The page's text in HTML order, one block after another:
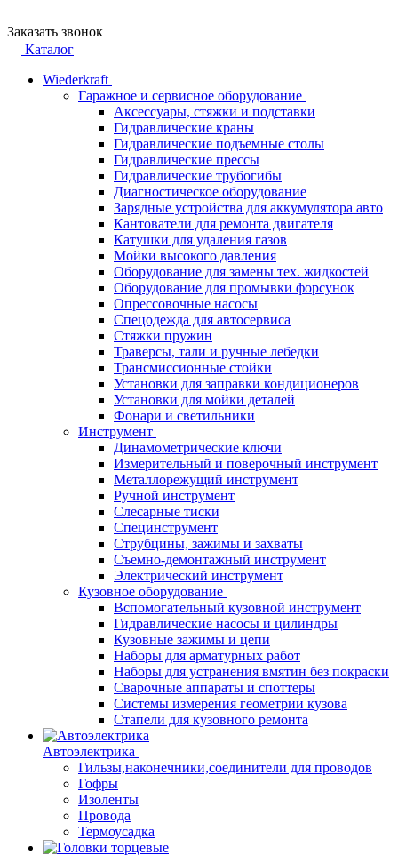
Заказать звонок
Каталог
Wiederkraft
Гаражное и сервисное оборудование
Аксессуары, стяжки и подставки
Гидравлические краны
Гидравлические подъемные столы
Гидравлические прессы
Гидравлические трубогибы
Диагностическое оборудование
Зарядные устройства для аккумулятора авто
Кантователи для ремонта двигателя
Катушки для удаления газов
Мойки высокого давления
Оборудование для замены тех. жидкостей
Оборудование для промывки форсунок
Опрессовочные насосы
Спецодежда для автосервиса
Стяжки пружин
Траверсы, тали и ручные лебедки
Трансмиссионные стойки
Установки для заправки кондиционеров
Установки для мойки деталей
Фонари и светильники
Инструмент
Динамометрические ключи
Измерительный и поверочный инструмент
Металлорежущий инструмент
Ручной инструмент
Слесарные тиски
Специнструмент
Струбцины, зажимы и захваты
Съемно-демонтажный инструмент
Электрический инструмент
Кузовное оборудование
Вспомогательный кузовной инструмент
Гидравлические насосы и цилиндры
Кузовные зажимы и цепи
Наборы для арматурных работ
Наборы для устранения вмятин без покраски
Сварочные аппараты и споттеры
Системы измерения геометрии кузова
Стапели для кузовного ремонта
Автоэлектрика
Гильзы,наконечники,соединители для проводов
Гофры
Изоленты
Провода
Термоусадка